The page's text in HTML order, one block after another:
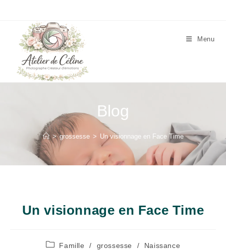
Menu
Blog
> grossesse > Un visionnage en Face Time
Un visionnage en Face Time
PostFamille / grossesse / Naissance